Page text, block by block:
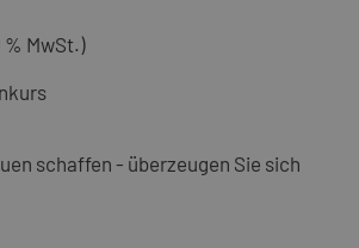
% MwSt.)
schaffen - überzeugen Sie sich